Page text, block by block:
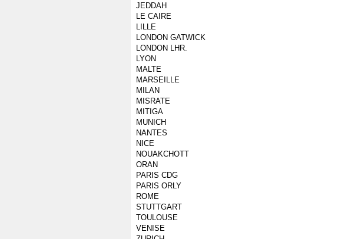
JEDDAH
LE CAIRE
LILLE
LONDON GATWICK
LONDON LHR.
LYON
MALTE
MARSEILLE
MILAN
MISRATE
MITIGA
MUNICH
NANTES
NICE
NOUAKCHOTT
ORAN
PARIS CDG
PARIS ORLY
ROME
STUTTGART
TOULOUSE
VENISE